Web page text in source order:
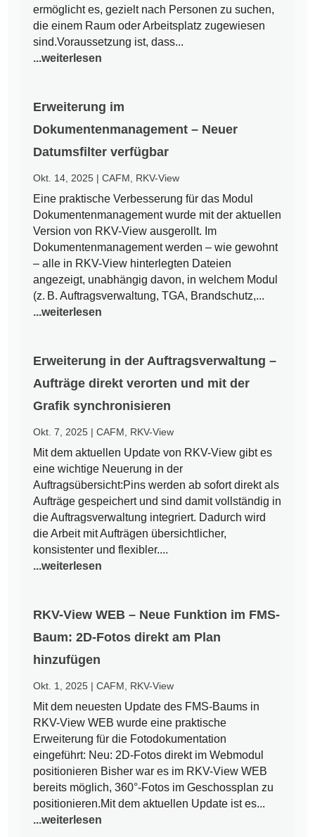
ermöglicht es, gezielt nach Personen zu suchen,
die einem Raum oder Arbeitsplatz zugewiesen
sind.Voraussetzung ist, dass...
...weiterlesen
Erweiterung im
Dokumentenmanagement – Neuer
Datumsfilter verfügbar
Okt. 14, 2025 |CAFM RKV-View
Eine praktische Verbesserung für das Modul
Dokumentenmanagement wurde mit der aktuellen
Version von RKV-View ausgerollt. Im
Dokumentenmanagement werden – wie gewohnt
– alle in RKV-View hinterlegten Dateien
angezeigt, unabhängig davon, in welchem Modul
(z. B. Auftragsverwaltung, TGA, Brandschutz,...
...weiterlesen
Erweiterung in der Auftragsverwaltung –
Aufträge direkt verorten und mit der
Grafik synchronisieren
Okt. 7, 2025 |CAFM RKV-View
Mit dem aktuellen Update von RKV-View gibt es
eine wichtige Neuerung in der
Auftragsübersicht:Pins werden ab sofort direkt als
Aufträge gespeichert und sind damit vollständig in
die Auftragsverwaltung integriert. Dadurch wird
die Arbeit mit Aufträgen übersichtlicher,
konsistenter und flexibler....
...weiterlesen
RKV-View WEB – Neue Funktion im FMS-
Baum: 2D-Fotos direkt am Plan
hinzufügen
Okt. 1, 2025 |CAFM RKV-View
Mit dem neuesten Update des FMS-Baums in
RKV-View WEB wurde eine praktische
Erweiterung für die Fotodokumentation
eingeführt: Neu: 2D-Fotos direkt im Webmodul
positionieren Bisher war es im RKV-View WEB
bereits möglich, 360°-Fotos im Geschossplan zu
positionieren.Mit dem aktuellen Update ist es...
...weiterlesen